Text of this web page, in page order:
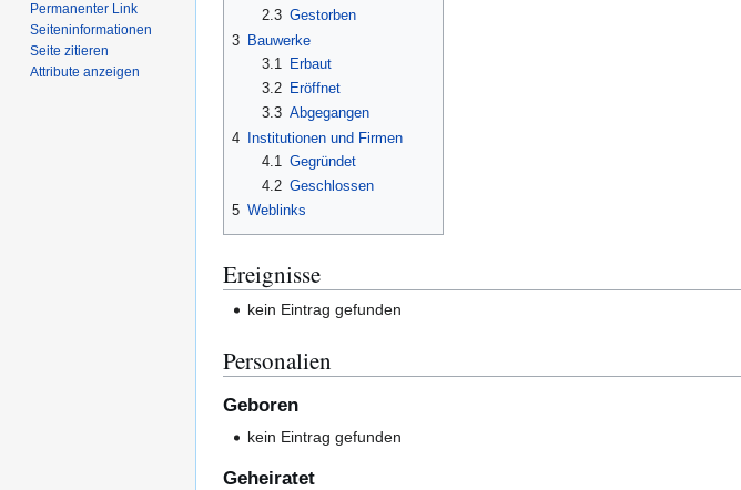
2.3 Gestorben
3 Bauwerke
3.1
Erbaut
3.2
Eröffnet
3.3 Abgegangen
4 Institutionen und Firmen
4.1 Gegründet
4.2 Geschlossen
5 Weblinks
Ereignisse
kein Eintrag gefunden
Personalien
Geboren
kein Eintrag gefunden
Geheiratet
Permanenter Link
Seiten­­informationen
Seite zitieren
Attribute anzeigen